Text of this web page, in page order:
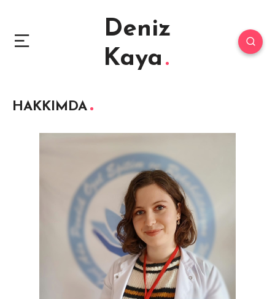
Deniz
Kaya
HAKKIMDA